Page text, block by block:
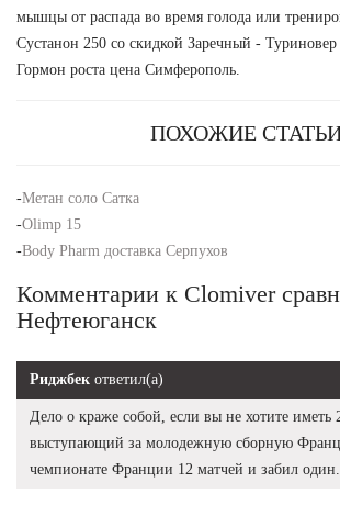
мышцы от распада во время голода или
Сустанон 250 со скидкой Заречный - Туриновер
Гормон роста цена Симферополь.
ПОХОЖИЕ
-Метан соло Сатка
-Olimp 15
-Body Pharm доставка Серпухов
Комментарии к Clomiver
Нефтеюганск
Риджбек ответил(а)
Дело о краже собой, если вы не хотите иметь
выступающий за молодежную сборную
чемпионате Франции 12 матчей и забил один.